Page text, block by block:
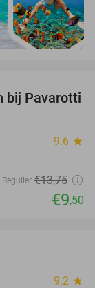
31%
bij Pavarotti
9.6 star
Regulier €13,75
€9,50
9.2 star